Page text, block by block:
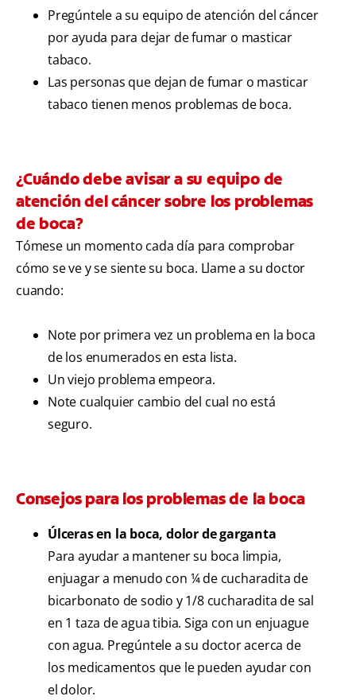
Pregúntele a su equipo de atención del cáncer
por ayuda para dejar de fumar o masticar
tabaco.
Las personas que dejan de fumar o masticar
tabaco tienen menos problemas de boca.
¿Cuándo debe avisar a su equipo de
atención del cáncer sobre los problemas
de boca?
Tómese un momento cada día para comprobar
cómo se ve y se siente su boca. Llame a su doctor
cuando:
Note por primera vez un problema en la boca
de los enumerados en esta lista.
Un viejo problema empeora.
Note cualquier cambio del cual no está
seguro.
Consejos para los problemas de la boca
Úlceras en la boca, dolor de garganta
Para ayudar a mantener su boca limpia,
enjuagar a menudo con ¼ de cucharadita de
bicarbonato de sodio y 1/8 cucharadita de sal
en 1 taza de agua tibia. Siga con un enjuague
con agua. Pregúntele a su doctor acerca de
los medicamentos que le pueden ayudar con
el dolor.